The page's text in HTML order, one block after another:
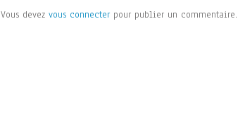
Vous devez vous connecter pour publier un commentaire.